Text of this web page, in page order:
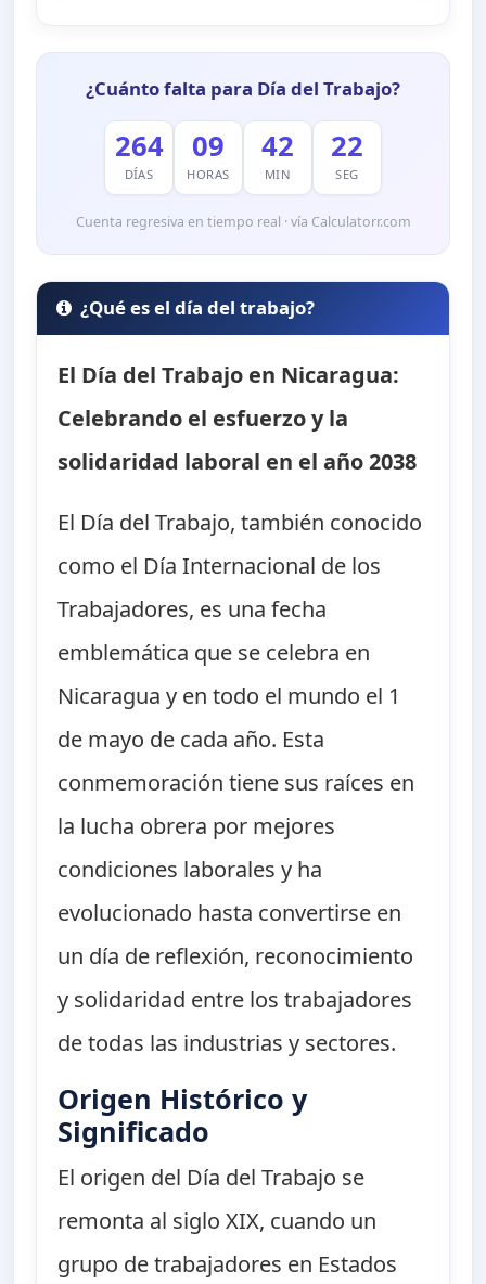
¿Cuánto falta para Día del Trabajo?
264
DÍAS
09
HORAS
42
MIN
21
SEG
Cuenta regresiva en tiempo real · vía Calculatorr.com
¿Qué es el día del trabajo?
El Día del Trabajo en Nicaragua:
Celebrando el esfuerzo y la
solidaridad laboral en el año 2038
El Día del Trabajo, también conocido
como el Día Internacional de los
Trabajadores, es una fecha
emblemática que se celebra en
Nicaragua y en todo el mundo el 1
de mayo de cada año. Esta
conmemoración tiene sus raíces en
la lucha obrera por mejores
condiciones laborales y ha
evolucionado hasta convertirse en
un día de reflexión, reconocimiento
y solidaridad entre los trabajadores
de todas las industrias y sectores.
Origen Histórico y
Significado
El origen del Día del Trabajo se
remonta al siglo XIX, cuando un
grupo de trabajadores en Estados